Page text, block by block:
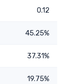
0.12
45.25%
37.31%
19.75%